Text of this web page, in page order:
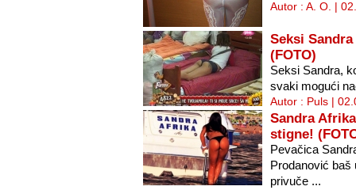
Autor : A. O. |
Seksi
(FOTO)
Seksi Sandra,
svaki mogući
Autor : Puls |
Sandra
stigne!
Pevačica
Prodanović baš
privuče ...